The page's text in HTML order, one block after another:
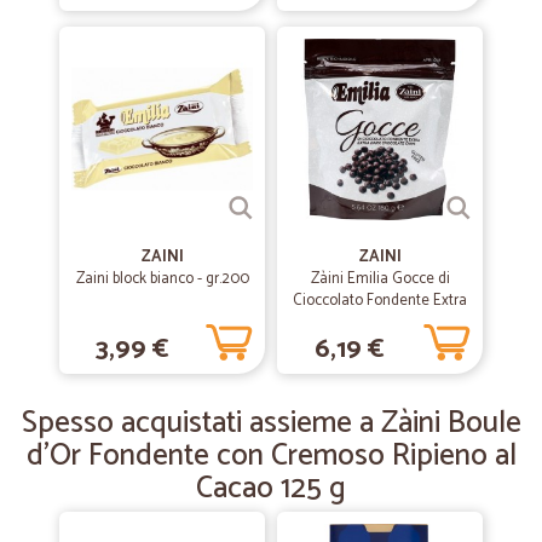
25/05/2020
precisi e puntuali e cosa importante…
precisi e puntuali e cosa importante non ho subito cambi ma tutti i
prodotti delle marche ordinate
26/12/2019
Daria D.
Ottima esperienza
Ampia scelta, super veloci nella consegna anche nel periodo
Ottimo
Ottimo. Spedizione velocissima. Consigliato
ZAINI
Zaini block bianco - gr.200
3,99 €
ZAINI
Zàini Emilia Gocce di
Cioccolato Fondente Extra
6,19 €
Spesso acquistati assieme a Zàini Boule
d'Or Fondente con Cremoso Ripieno al
Cacao 125 g